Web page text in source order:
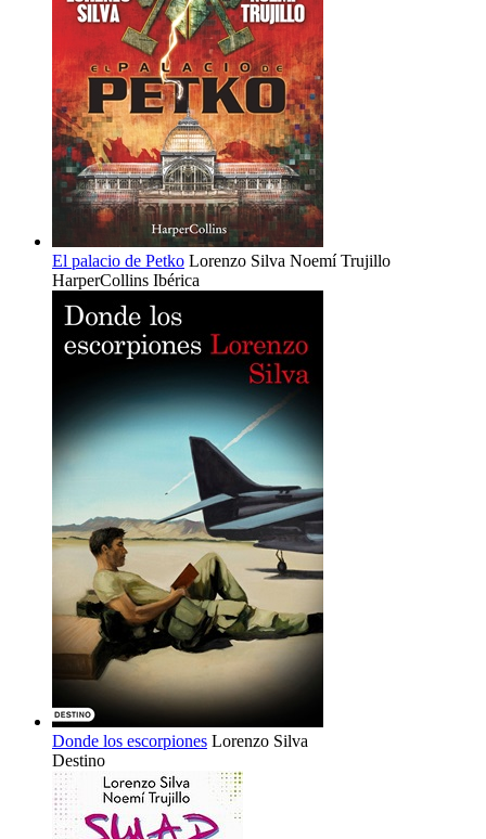
El palacio de Petko Lorenzo Silva Noemí Trujillo
HarperCollins Ibérica
Donde los escorpiones Lorenzo Silva
Destino